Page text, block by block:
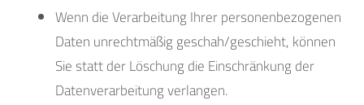
Wenn die Verarbeitung Ihrer personenbezogenen
Daten unrechtmäßig geschah/geschieht, können
Sie statt der Löschung die Einschränkung der
Datenverarbeitung verlangen.